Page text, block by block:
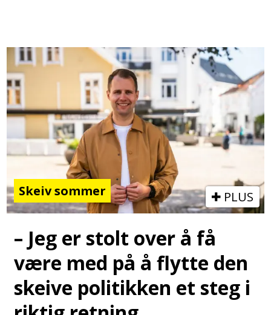
Skeiv sommer PLUS
– Jeg er stolt over å få
være med på å flytte den
skeive politikken et steg i